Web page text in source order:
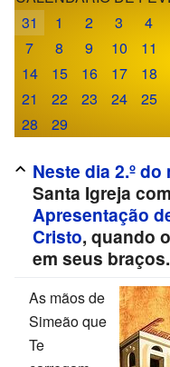
31
1 2 3 4
7
8 9 10 11
14
15 16 17 18
21
22 23 24 25
28
29
Neste dia 2.º
Santa Igreja
Apresentação
Cristo, quando
em seus braços.
As mãos de
Simeão que
Te